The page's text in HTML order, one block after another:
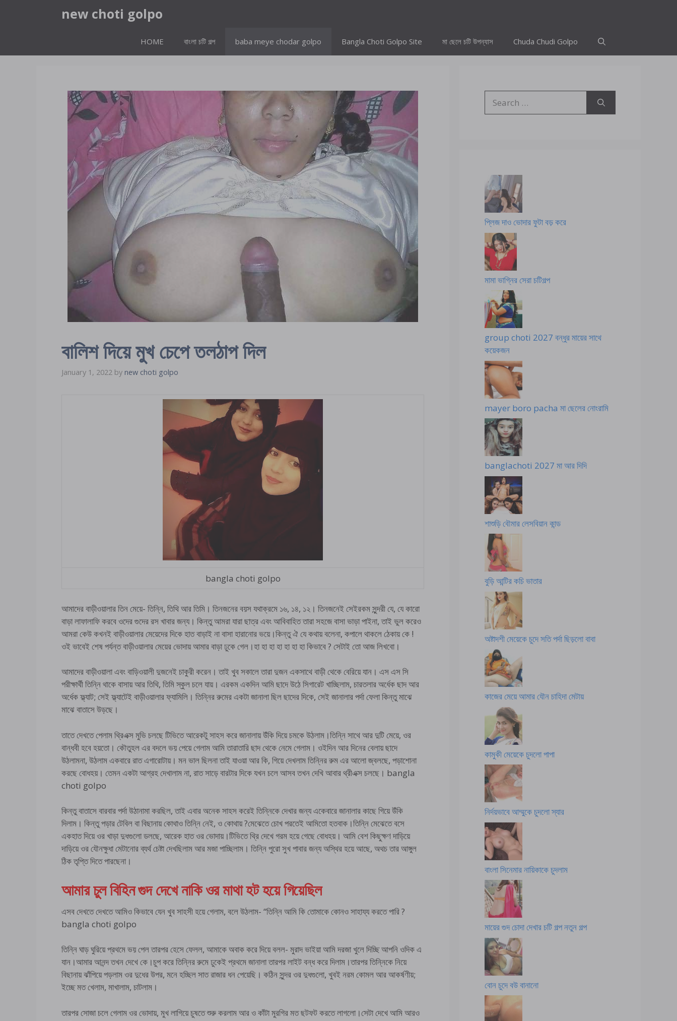
new choti golpo
HOME বাংলা চটি গল্প baba meye chodar golpo Bangla Choti Golpo Site মা ছেলে চটি উপন্যাস Chuda Chudi Golpo
বালিশ দিয়ে মুখ চেপে তলঠাপ দিল
January 1, 2022 by new choti golpo
bangla choti golpo
আমাদের বাড়ীওয়ালার তিন মেয়ে- তিন্নি, তিথি আর তিমি। তিনজনের বয়স যথাক্রমে ১৬, ১৪, ১২। তিনজনেই সেইরকম সুন্দরী যে, যে কারো
বাড়া লাফালাফি করবে ওদের গুদের রস খাবার জন্য। কিন্তু আমরা যারা ছাত্র এবং আবিবাহিত তারা সহজে বাসা ভাড়া পাইনা, তাই ভুল করেও
আমরা কেউ কখনই বাড়ীওয়ালার মেয়েদের দিকে হাত বাড়াই না বাসা হারানোর ভয়ে।কিন্তু ঐ যে কথায় বলেনা, কপালে থাকলে ঠেকায় কে !
ওই ভাবেই শেষ পর্যন্ত বাড়ীওয়ালার মেয়ের ভোদায় আমার বাড়া ঢুকে গেল।হা হা হা হা হা হা হা কিভাবে ? সেটাই তো আজ লিখবো।
আমাদের বাড়ীওয়ালা এবং বাড়িওয়ালী দুজনেই চাকুরী করেন। তাই খুব সকালে তারা দুজন একসাথে বাড়ী থেকে বেরিয়ে যান। এস এস সি
পরীক্ষার্থী তিন্নি থাকে বাসায় আর তিথি, তিমি স্কুল চলে যায়। এরকম একদিন আমি ছাদে উঠে সিগারেট খাচ্ছিলাম, চারতলার অর্ধেক ছাদ আর
অর্ধেক ফ্ল্যাট; সেই ফ্ল্যাটেই বাড়ীওয়ালার ফ্যামিলি। তিন্নির রুমের একটা জানালা ছিল ছাদের দিকে, সেই জানালার পর্দা ফেলা কিন্তু মাঝে
মাঝে বাতাসে উড়ছে।
তাতে দেখতে পেলাম থ্রিএক্স মুভি চলছে টিভিতে আরেকটু সাহস করে জানালায় উঁকি দিয়ে চমকে উঠলাম।তিন্নি সাথে আর দুটি মেয়ে, ওর
বান্ধবী হবে হয়তো। কৌতুহল এর বদলে ভয় পেয়ে গেলাম আমি তারাতারি ছাদ থেকে নেমে গেলাম। ওইদিন আর দিনের বেলায় ছাদে
উঠলামনা, উঠলাম একবারে রাত এগারোটায়। মন ভাল ছিলনা তাই যাওয়া আর কি, গিয়ে দেখলাম তিন্নির রুম এর আলো জ্বলছে, পড়াশোনা
করছে বোধহয়। তেমন একটা আগ্রহ দেখালাম না, রাত সাড়ে বারটার দিকে যখন চলে আসব তখন দেখি আবার থ্রীএক্স চলছে। bangla
choti golpo
কিন্তু বাতাসে বারবার পর্দা উঠানামা করছিল, তাই এবার অনেক সাহস করেই তিন্নিকে দেখার জন্য একেবারে জানালার কাছে গিয়ে উঁকি
দিলাম। কিন্তু পড়ার টেবিল বা বিছানায় কোথাও তিন্নি নেই, ও কোথায় ?মেঝেতে চোখ পরতেই আমিতো হতবাক।তিন্নি মেঝেতে বসে
একহাত দিয়ে ওর খাড়া দুধগুলো ডলছে, আরেক হাত ওর ভোদায়।টিভিতে থ্রি দেখে গরম হয়ে গেছে বোধহয়। আমি বেশ কিছুক্ষণ দাড়িয়ে
দাড়িয়ে ওর যৌনক্ষুধা মেটানোর ব্যর্থ চেষ্টা দেখছিলাম আর মজা পাচ্ছিলাম। তিন্নি পুরো সুখ পাবার জন্য অস্থির হয়ে আছে, অথচ তার আঙ্গুল
ঠিক তৃপ্তি দিতে পারছেনা।
আমার চুল বিহিন গুদ দেখে নাকি ওর মাথা হট হয়ে গিয়েছিল
এসব দেখতে দেখতে আমিও কিভাবে যেন খুব সাহসী হয়ে গেলাম, বলে উঠলাম- “তিন্নি আমি কি তোমাকে কোনও সাহায্য করতে পারি ?
bangla choti golpo
তিন্নি ঘাড় ঘুরিয়ে প্রথমে ভয় পেল তারপর হেসে ফেলল, আমাকে অবাক করে দিয়ে বলল- মুরাদ ভাইয়া আমি দরজা খুলে দিচ্ছি আপনি ওদিক এ
যান।আমার আনন্দ তখন দেখে কে।চুপ করে তিন্নির রুমে ঢুকেই প্রথমে জানালা তারপর লাইট বন্ধ করে দিলাম।তারপর তিন্নিকে নিয়ে
বিছানায় ঝাঁপিয়ে পড়লাম ওর দুধের উপর, মনে হচ্ছিল সাত রাজার ধন পেয়েছি। কঠিন সুন্দর ওর দুধগুলো, খুবই নরম কোমল আর আকর্ষণীয়;
ইচ্ছে মত খেলাম, মাখালাম, চাটলাম।
তারপর সোজা চলে গেলাম ওর ভোদায়, মুখ লাগিয়ে চুষতে শুরু করলাম আর ও কাঁটা মুরগির মত ছটফট করতে লাগলো।সেটা দেখে আমি আরও
for:
প্লিজ দাও ভোদার ফুটা বড় করে
মামা ভাগ্নির সেরা চটিগল্প
group choti 2027 বন্ধুর মায়ের সাথে
কয়েকজন
mayer boro pacha মা ছেলের নোংরামি
banglachoti 2027 মা আর দিদি
শাশুড়ি বৌমার লেসবিয়ান কান্ড
বুড়ি আন্টির কচি ভাতার
অষ্টাদশী মেয়েকে চুদে সতি পর্দা ছিড়লো বাবা
কাজের মেয়ে আমার যৌন চাহিদা মেটায়
কামুকী মেয়েকে চুদলো পাপা
নির্দয়ভাবে আম্মুকে চুদলো স্যার
বাংলা সিনেমার নায়িকাকে চুদলাম
মায়ের গুদ চোদা দেখার চটি গল্প নতুন গল্প
বোন চুদে বউ বানানো